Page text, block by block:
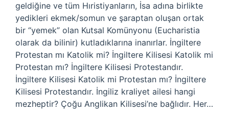
geldiğine ve tüm Hıristiyanların, İsa adına birlikte
yedikleri ekmek/somun ve şaraptan oluşan ortak
bir “yemek” olan Kutsal Komünyonu (Eucharistia
olarak da bilinir) kutladıklarına inanırlar. İngiltere
Protestan mı Katolik mi? İngiltere Kilisesi Katolik mi
Protestan mı? İngiltere Kilisesi Protestandır.
İngiltere Kilisesi Katolik mi Protestan mı? İngiltere
Kilisesi Protestandır. İngiliz kraliyet ailesi hangi
mezheptir? Çoğu Anglikan Kilisesi’ne bağlıdır. Her…